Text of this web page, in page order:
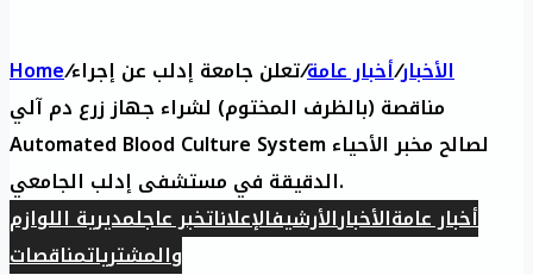
Home/ الأخبار/أخبار عامة/تعلن جامعة إدلب عن إجراء
مناقصة (بالظرف المختوم) لشراء جهاز زرع دم آلي
Automated Blood Culture System لصالح مخبر الأحياء
الدقيقة في مستشفى إدلب الجامعي.
أخبار عامةالأخبارالأرشيفالإعلاناتخبر عاجلمديرية اللوازم
والمشترياتمناقصات